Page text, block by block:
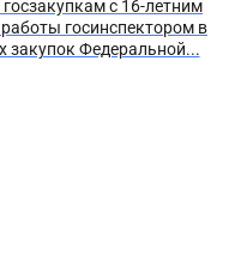
с 16-летним
госинспектором в
закупок Федеральной...